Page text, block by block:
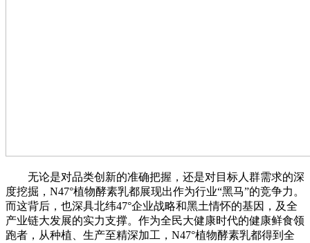
无论是对品类创新的准确把握，还是对目标人群需求的深
度挖掘，N47°植物酵素乳都展现出作为行业“黑马”的竞争力。
而这背后，也深具北纬47°企业战略和黑土情怀的基因，及全
产业链大发展的实力支撑。作为全民大健康时代的健康鲜食领
跑者，从种植、生产至精深加工，N47°植物酵素乳都得到全